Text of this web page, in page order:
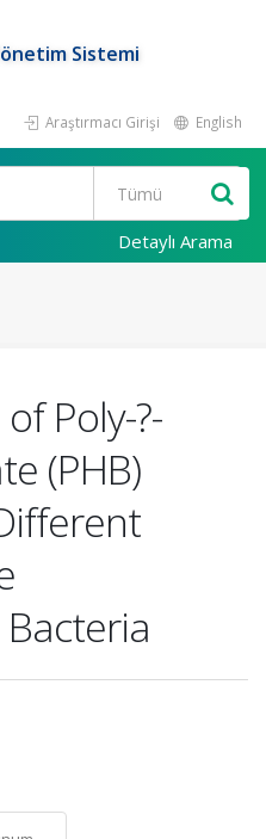
Sistemi
Araştırmacı Girişi English
Detaylı Arama
Poly-?-
(PHB)